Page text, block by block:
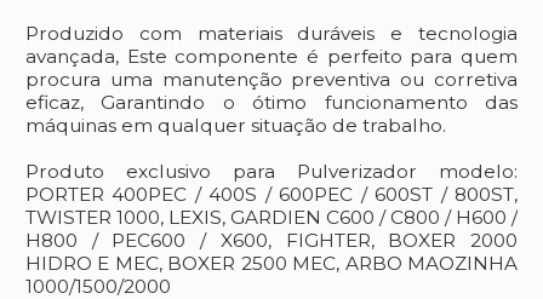
Produzido com materiais duráveis e tecnologia
avançada, Este componente é perfeito para quem
procura uma manutenção preventiva ou corretiva
eficaz, Garantindo o ótimo funcionamento das
máquinas em qualquer situação de trabalho.
Produto exclusivo para Pulverizador modelo:
PORTER 400PEC / 400S / 600PEC / 600ST / 800ST,
TWISTER 1000, LEXIS, GARDIEN C600 / C800 / H600 /
H800 / PEC600 / X600, FIGHTER, BOXER 2000
HIDRO E MEC, BOXER 2500 MEC, ARBO MAOZINHA
1000/1500/2000